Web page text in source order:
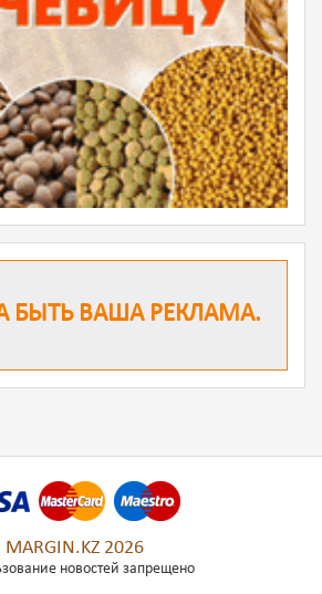
БЫТЬ ВАША РЕКЛАМА.
MARGIN.KZ 2026
новостей запрещено